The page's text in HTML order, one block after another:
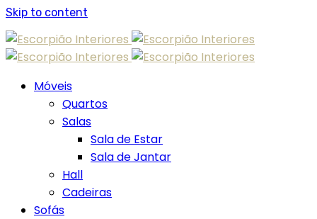
Skip to content
Móveis
Quartos
Salas
Sala de Estar
Sala de Jantar
Hall
Cadeiras
Sofás